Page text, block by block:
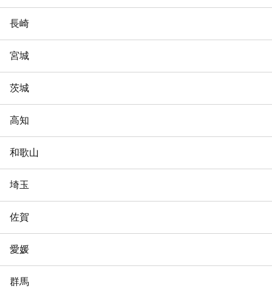
長崎
宮城
茨城
高知
和歌山
埼玉
佐賀
愛媛
群馬